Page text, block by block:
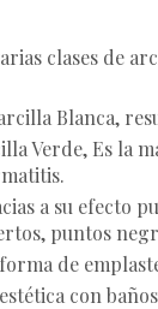
clases de
Blanca,
Verde, Es la
a su efecto
puntos
de
con